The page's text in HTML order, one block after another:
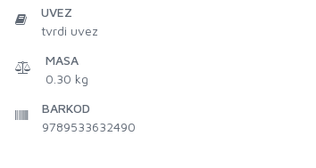
UVEZ
tvrdi uvez
MASA
0.30 kg
BARKOD
9789533632490